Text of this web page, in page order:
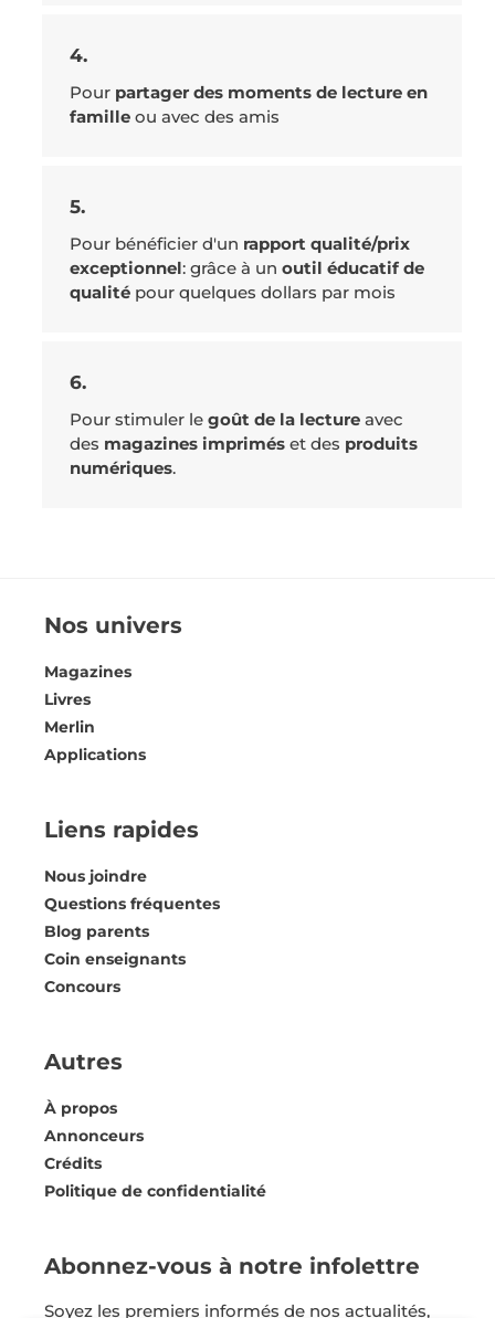
4.
Pour partager des moments de lecture en
famille ou avec des amis
5.
Pour bénéficier d'un rapport qualité/prix
exceptionnel: grâce à un outil éducatif de
qualité pour quelques dollars par mois
6.
Pour stimuler le goût de la lecture avec
des magazines imprimés et des produits
numériques.
Nos univers
Magazines
Livres
Merlin
Applications
Liens rapides
Nous joindre
Questions fréquentes
Blog parents
Coin enseignants
Concours
Autres
À propos
Annonceurs
Crédits
Politique de confidentialité
Abonnez-vous à notre infolettre
Soyez les premiers informés de nos actualités,